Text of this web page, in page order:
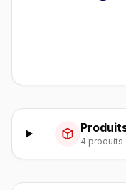
4 produits